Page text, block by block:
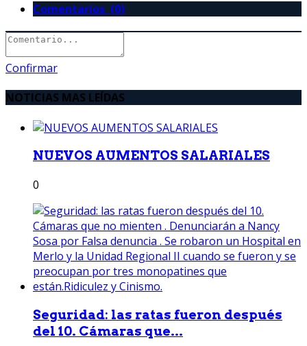
Comentarios (0)
Confirmar
NOTICIAS MAS LEÍDAS
NUEVOS AUMENTOS SALARIALES
0
Seguridad: las ratas fueron después
del 10. Cámaras que...